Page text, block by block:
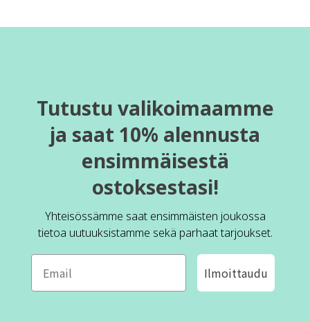
Tutustu valikoimaamme
ja saat 10% alennusta
ensimmäisestä
ostoksestasi!
Yhteisössämme saat ensimmäisten joukossa
tietoa uutuuksistamme sekä parhaat tarjoukset.
Ilmoittaudu